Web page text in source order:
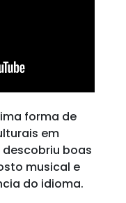
forma de
em
boas
musical e
do idioma.